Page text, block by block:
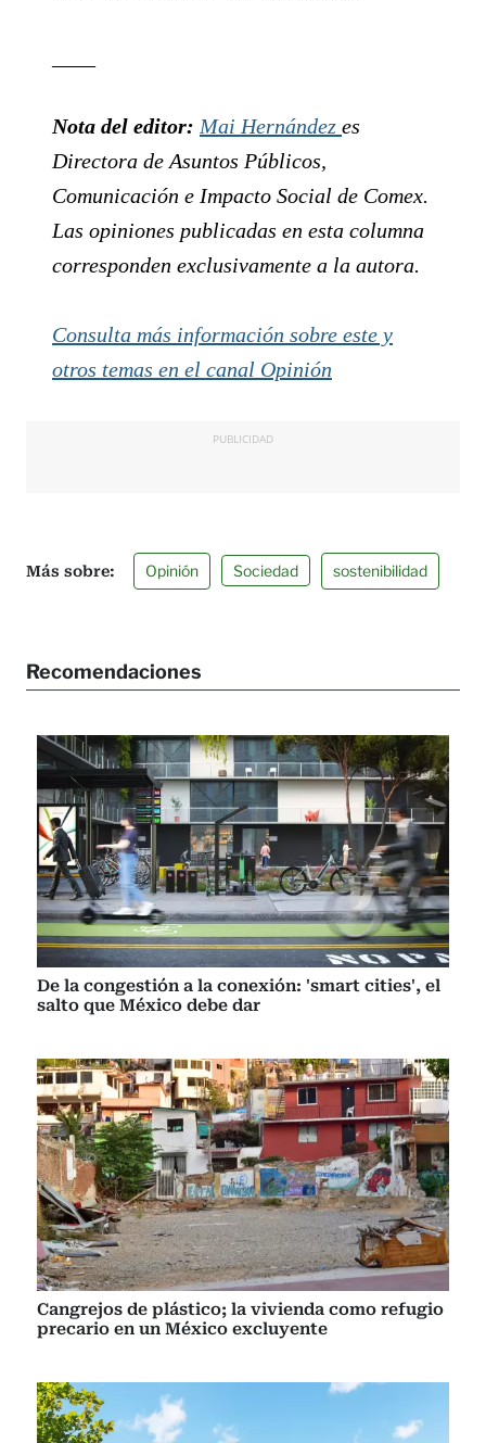
Nota del editor: Mai Hernández es
Directora de Asuntos Públicos,
Comunicación e Impacto Social de Comex.
Las opiniones publicadas en esta columna
corresponden exclusivamente a la autora.
Consulta más información sobre este y
otros temas en el canal Opinión
PUBLICIDAD
Opinión Sociedad sostenibilidad
Recomendaciones
De la congestión a la conexión: 'smart cities', el
salto que México debe dar
Cangrejos de plástico; la vivienda como refugio
precario en un México excluyente